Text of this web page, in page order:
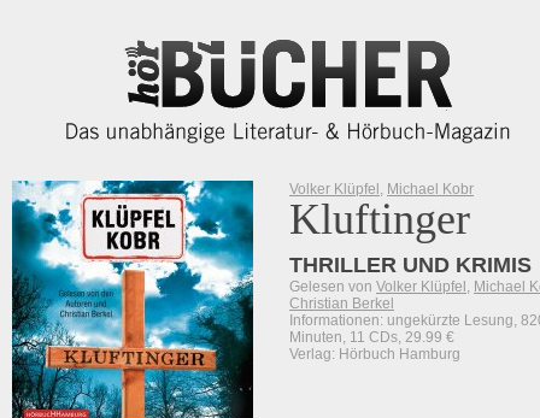
Volker Klüpfel , Michael Kobr
Kluftinger
THRILLER UND KRIMIS
Gelesen von Volker Klüpfel , Michael
Christian Berkel
Informationen: ungekürzte Lesung,
Minuten, 11 CDs, 29.99 €
Verlag: Hörbuch Hamburg